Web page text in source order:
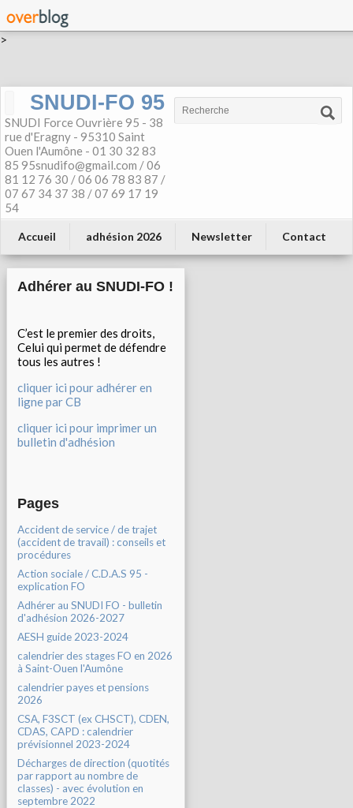
>
SNUDI-FO 95
SNUDI Force Ouvrière 95 - 38
rue d'Eragny - 95310 Saint
Ouen l'Aumône - 01 30 32 83
85 95snudifo@gmail.com / 06
81 12 76 30 / 06 06 78 83 87 /
07 67 34 37 38 / 07 69 17 19
54
Accueil adhésion 2026 Newsletter Contact
Adhérer au SNUDI-FO !
C’est le premier des droits,
Celui qui permet de défendre
tous les autres !
cliquer ici pour adhérer en
ligne par CB
cliquer ici pour imprimer un
bulletin d'adhésion
Pages
Accident de service / de trajet
(accident de travail) : conseils et
procédures
Action sociale / C.D.A.S 95 -
explication FO
Adhérer au SNUDI FO - bulletin
d'adhésion 2026-2027
AESH guide 2023-2024
calendrier des stages FO en 2026
à Saint-Ouen l'Aumône
calendrier payes et pensions
2026
CSA, F3SCT (ex CHSCT), CDEN,
CDAS, CAPD : calendrier
prévisionnel 2023-2024
Décharges de direction (quotités
par rapport au nombre de
classes) - avec évolution en
septembre 2022